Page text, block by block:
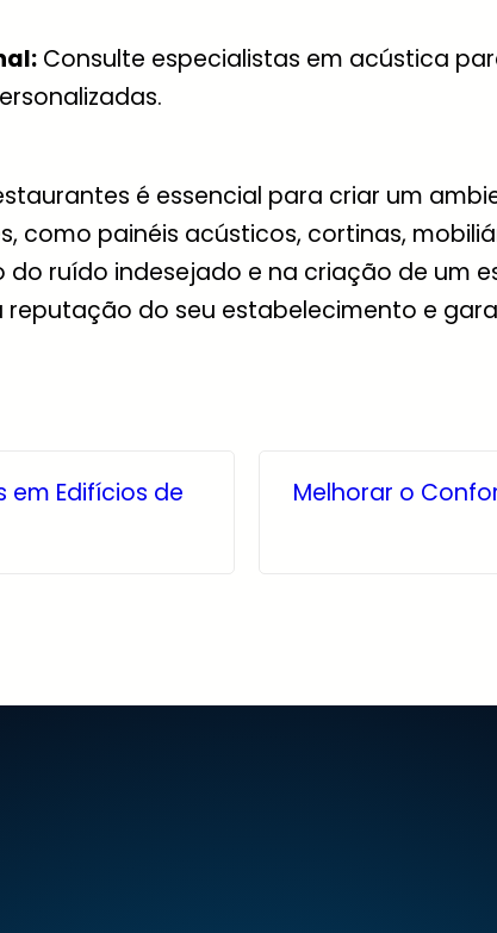
Consulte especialistas em acústica
é essencial para criar um
como painéis acústicos, cortinas,
ruído indesejado e na criação de um
do seu estabelecimento e
Edifícios de
Melhorar o